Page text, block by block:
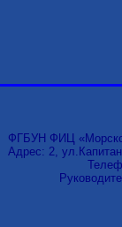
ФГБУН ФИЦ
Адрес: 2,